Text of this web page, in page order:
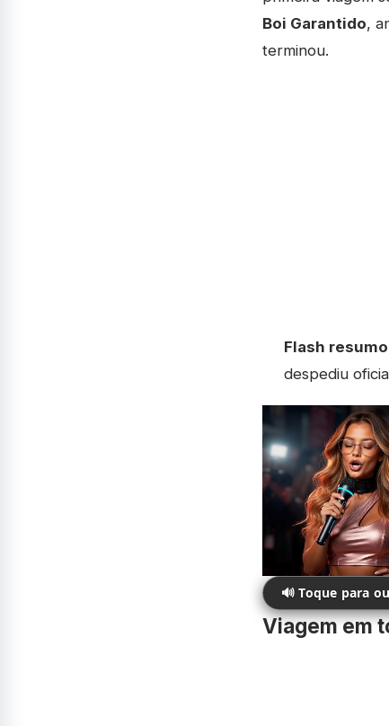
Boi Garantido,
terminou.
Flash
despediu
🔊 Toque para
Viagem em